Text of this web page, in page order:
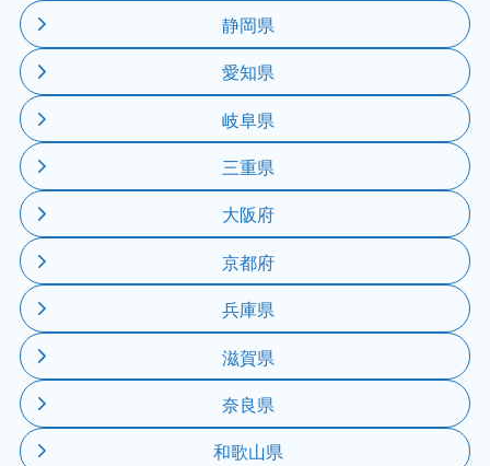
静岡県
愛知県
岐阜県
三重県
大阪府
京都府
兵庫県
滋賀県
奈良県
和歌山県